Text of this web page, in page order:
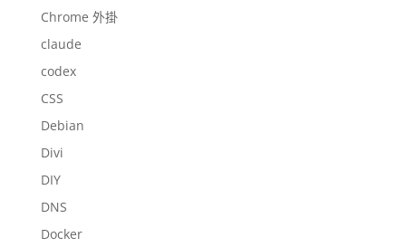
Chrome 外掛
claude
codex
CSS
Debian
Divi
DIY
DNS
Docker